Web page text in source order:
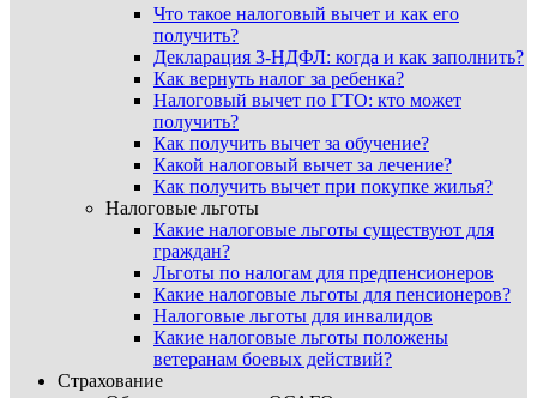
Что такое налоговый вычет и как его
получить?
Декларация 3-НДФЛ: когда и как заполнить?
Как вернуть налог за ребенка?
Налоговый вычет по ГТО: кто может
получить?
Как получить вычет за обучение?
Какой налоговый вычет за лечение?
Как получить вычет при покупке жилья?
Налоговые льготы
Какие налоговые льготы существуют для
граждан?
Льготы по налогам для предпенсионеров
Какие налоговые льготы для пенсионеров?
Налоговые льготы для инвалидов
Какие налоговые льготы положены
ветеранам боевых действий?
Страхование